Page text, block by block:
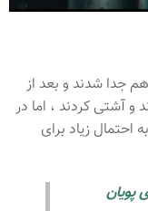
هم جدا شدند و بعد از
و آشتی کردند ، اما در
به احتمال زیاد برای
پویان